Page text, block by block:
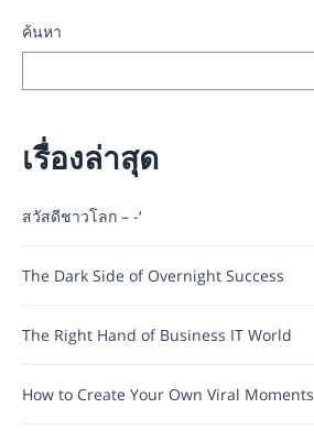
ค้นหา
เรื่องล่าสุด
สวัสดีชาวโลก – -‘
The Dark Side of Overnight Success
The Right Hand of Business IT World
How to Create Your Own Viral Moments